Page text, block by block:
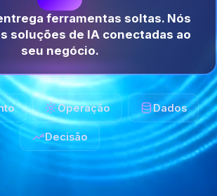
ferramentas soltas. Nós
soluções de IA conectadas ao
seu negócio.
Operação Dados
Decisão